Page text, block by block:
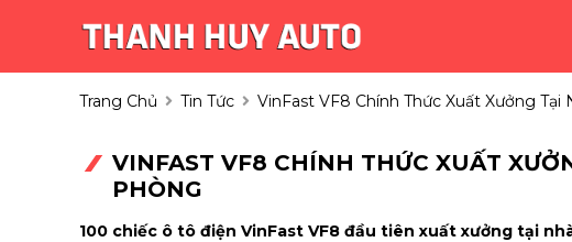
Trang Chủ Tin Tức VinFast VF8 Chính Thức Xuất Xưởng
VINFAST VF8 CHÍNH THỨC XUẤT
PHÒNG
100 chiếc ô tô điện VinFast VF8 đầu tiên xuất xưởng tại